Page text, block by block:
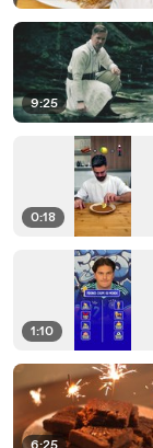
9:25
0:18
1:10